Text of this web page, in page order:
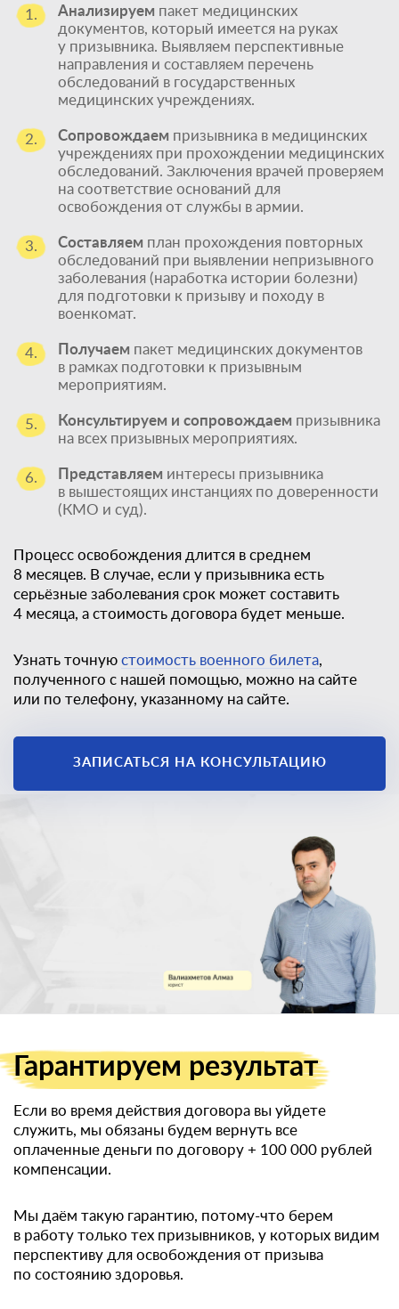
Единственный
законный способ
получить
1. Анализируем пакет медицинских
документов, который имеется на руках
у призывника. Выявляем перспективные
направления и составляем перечень
обследований в государственных
медицинских учреждениях.
2. Сопровождаем призывника в медицинских
учреждениях при прохождении медицинских
обследований. Заключения врачей проверяем
на соответствие оснований для
освобождения от службы в армии.
3. Составляем план прохождения повторных
обследований при выявлении непризывного
заболевания (наработка истории болезни)
для подготовки к призыву и походу в
военкомат.
4. Получаем пакет медицинских документов
в рамках подготовки к призывным
мероприятиям.
5. Консультируем и сопровождаем призывника
на всех призывных мероприятиях.
6. Представляем интересы призывника
в вышестоящих инстанциях по доверенности
(КМО и суд).
Процесс освобождения длится в среднем
8 месяцев. В случае, если у призывника есть
серьёзные заболевания срок может составить
4 месяца, а стоимость договора будет меньше.
Узнать точную стоимость военного билета,
полученного с нашей помощью, можно на сайте
или по телефону, указанному на сайте.
ЗАПИСАТЬСЯ НА КОНСУЛЬТАЦИЮ
Гарантируем результат
Если во время действия договора вы уйдете
служить, мы обязаны будем вернуть все
оплаченные деньги по договору + 100 000 рублей
компенсации.
Мы даём такую гарантию, потому-что берем
в работу только тех призывников, у которых видим
перспективу для освобождения от призыва
по состоянию здоровья.